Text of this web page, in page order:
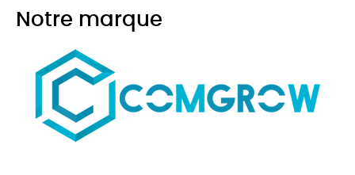
Notre marque